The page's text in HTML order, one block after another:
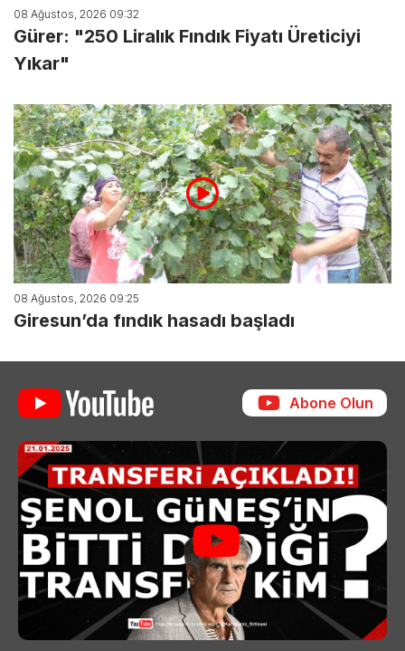
08 Ağustos, 2026 09:32
Gürer: "250 Liralık Fındık Fiyatı Üreticiyi
Yıkar"
08 Ağustos, 2026 09:25
Giresun’da fındık hasadı başladı
Abone Olun